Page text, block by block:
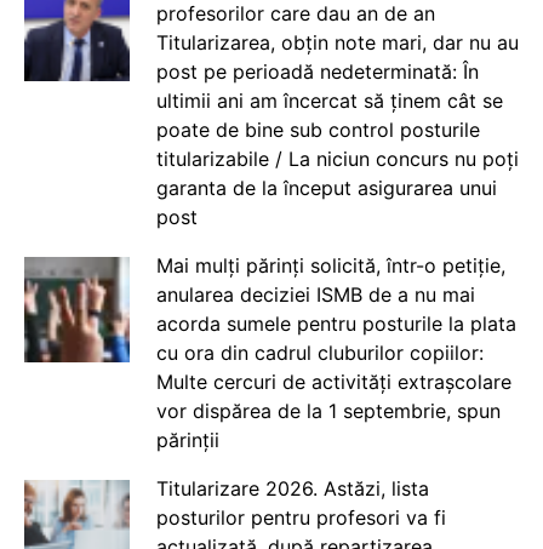
profesorilor care dau an de an
Titularizarea, obțin note mari, dar nu au
post pe perioadă nedeterminată: În
ultimii ani am încercat să ținem cât se
poate de bine sub control posturile
titularizabile / La niciun concurs nu poți
garanta de la început asigurarea unui
post
Mai mulți părinți solicită, într-o petiție,
anularea deciziei ISMB de a nu mai
acorda sumele pentru posturile la plata
cu ora din cadrul cluburilor copiilor:
Multe cercuri de activități extrașcolare
vor dispărea de la 1 septembrie, spun
părinții
Titularizare 2026. Astăzi, lista
posturilor pentru profesori va fi